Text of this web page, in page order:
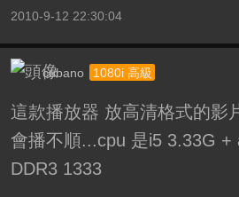
2010-9-12 22:30:04
cubano 1080i 高級
這款播放器 放高清格式的影
會播不順...cpu 是i5 3.33G +
DDR3 1333